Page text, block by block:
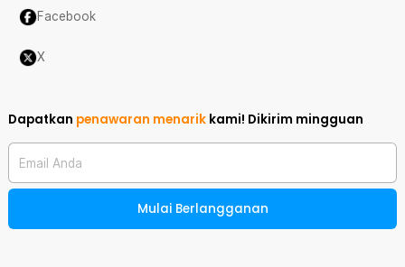
Facebook
X
Dapatkan penawaran menarik kami! Dikirim mingguan
Email Anda
Mulai Berlangganan